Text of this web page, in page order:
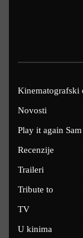
Kinematografski
Novosti
Play it again Sam
Recenzije
Traileri
Tribute to
TV
U kinima